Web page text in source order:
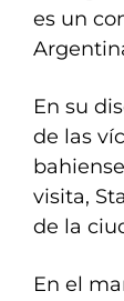
es un
En su
de las
visita,
de la
En el